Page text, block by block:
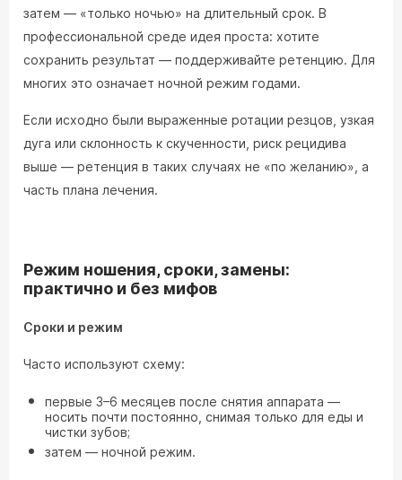
затем — «только ночью» на длительный срок. В
профессиональной среде идея проста: хотите
сохранить результат — поддерживайте ретенцию. Для
многих это означает ночной режим годами.
Если исходно были выраженные ротации резцов, узкая
дуга или склонность к скученности, риск рецидива
выше — ретенция в таких случаях не «по желанию», а
часть плана лечения.
Режим ношения, сроки, замены:
практично и без мифов
Сроки и режим
Часто используют схему:
первые 3–6 месяцев после снятия аппарата —
носить почти постоянно, снимая только для еды и
чистки зубов;
затем — ночной режим.